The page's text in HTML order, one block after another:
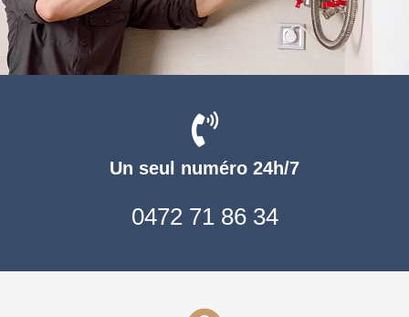
Un seul numéro 24h/7
0472 71 86 34